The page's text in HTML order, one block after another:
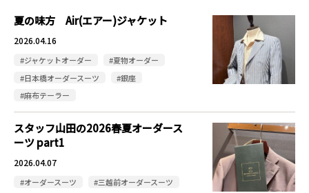
夏の味方 Air(エアー)ジャケット
2026.04.16
#ジャケットオーダー
#夏物オーダー
#日本橋オーダースーツ
#銀座
#麻布テーラー
スタッフ山田の2026春夏オーダース
ーツ part1
2026.04.07
#オーダースーツ
#三越前オーダースーツ